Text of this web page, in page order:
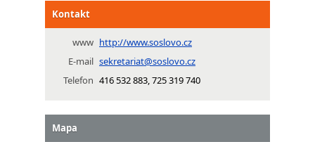
Kontakt
www http://www.soslovo.cz
E-mail sekretariat@soslovo.cz
Telefon 416 532 883, 725 319 740
Mapa